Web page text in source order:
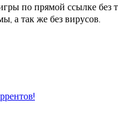
по прямой ссылке
а так же без вирусов.